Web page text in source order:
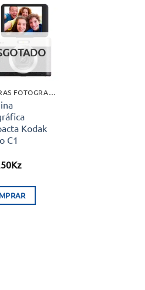
Adicionar
aos meus
desejos
CÂMERAS FOTOGRAFICAS
Kodak
C1
Kz